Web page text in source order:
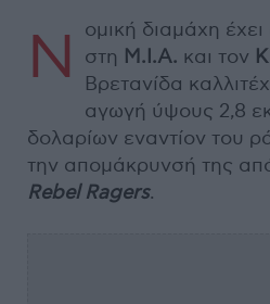
Ν
ομική διαμάχη
στη M.I.A. και τον
Βρετανίδα
αγωγή ύψους 2,8
δολαρίων εναντίον του
την απομάκρυνσή της
Rebel Ragers.